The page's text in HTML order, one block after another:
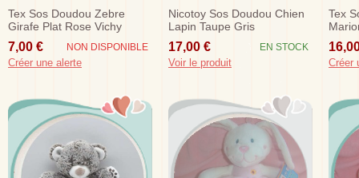
Tex Sos Doudou Zebre
Girafe Plat Rose Vichy
7,00 € NON DISPONIBLE
Créer une alerte
Nicotoy Sos Doudou Chien
Lapin Taupe Gris
17,00 € EN STOCK
Voir le produit
Tex
Créer